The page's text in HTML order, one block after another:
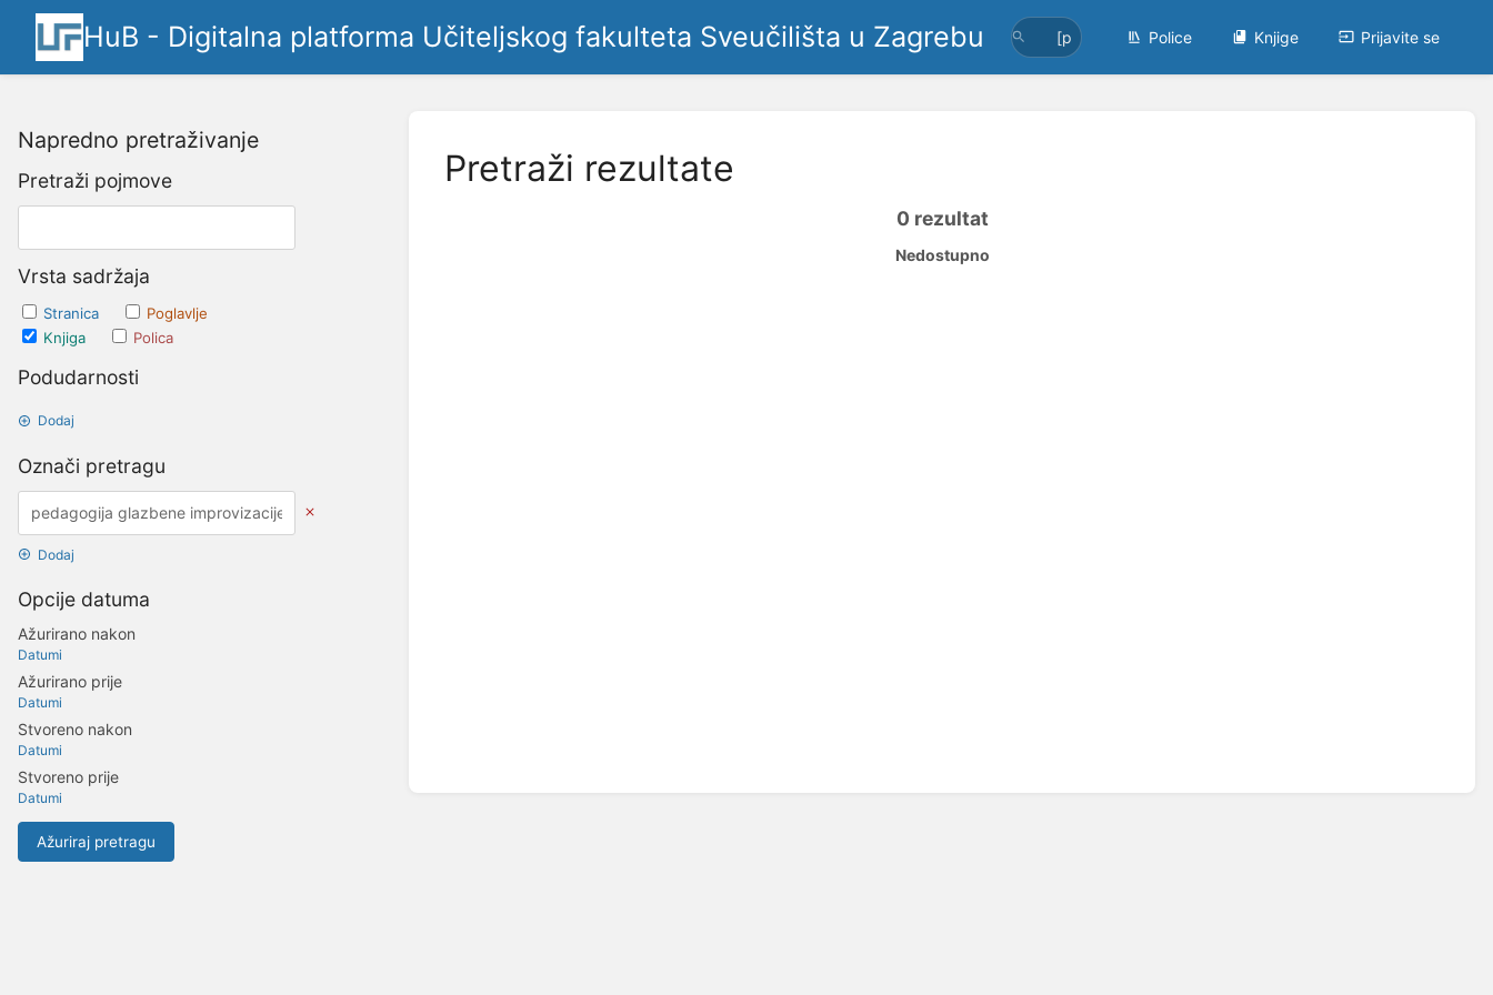
HuB - Digitalna platforma Učiteljskog fakulteta Sveučilišta u Zagrebu Police Knjige Prijavite se
Napredno pretraživanje
Pretraži pojmove
Vrsta sadržaja
Stranica
Poglavlje
Knjiga
Polica
Podudarnosti
Dodaj
Označi pretragu
Dodaj
Opcije datuma
Ažurirano nakon
Datumi
Ažurirano prije
Datumi
Stvoreno nakon
Datumi
Stvoreno prije
Datumi
Ažuriraj pretragu
Pretraži rezultate
0 rezultat
Nedostupno